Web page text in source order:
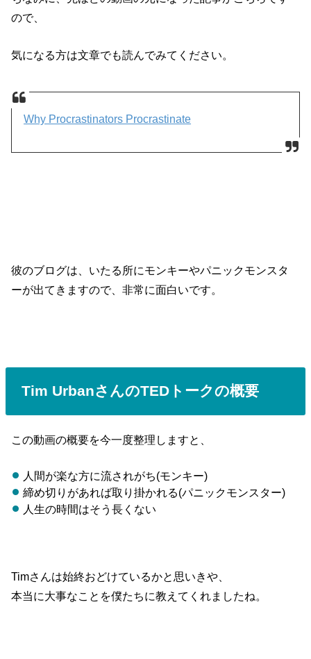
ので、
気になる方は文章でも読んでみてください。
Why Procrastinators Procrastinate
彼のブログは、いたる所にモンキーやパニックモンスタ
ーが出てきますので、非常に面白いです。
Tim UrbanさんのTEDトークの概要
この動画の概要を今一度整理しますと、
人間が楽な方に流されがち(モンキー)
締め切りがあれば取り掛かれる(パニックモンスター)
人生の時間はそう長くない
Timさんは始終おどけているかと思いきや、
本当に大事なことを僕たちに教えてくれましたね。